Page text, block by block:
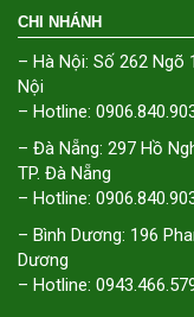
CHI NHÁNH
– Hà Nội: Số 262 Ngõ
Nội
– Hotline:
– Đà Nẵng: 297 Hồ
TP. Đà Nẵng
– Hotline:
– Bình Dương: 196
Dương
– Hotline: